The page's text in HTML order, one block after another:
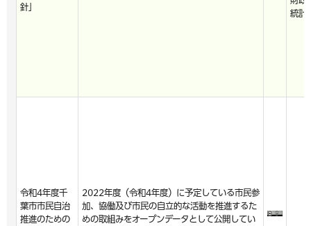
針」
統計
令和4年度千
葉市市民自治
推進のための
2022年度（令和4年度）に予定している市民参
加、協働及び市民の自立的な活動を推進するた
めの取組みをオープンデータとして公開してい